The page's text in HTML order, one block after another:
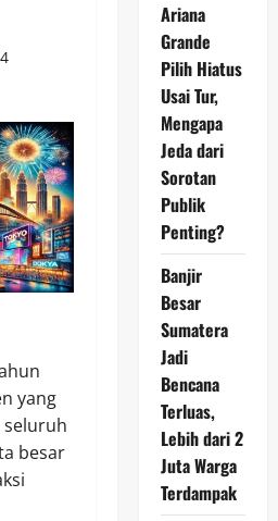
yang
besar
Ariana
Grande
Pilih Hiatus
Usai Tur,
Mengapa
Jeda dari
Sorotan
Publik
Penting?
Banjir
Besar
Sumatera
Jadi
Bencana
Terluas,
Lebih dari 2
Juta Warga
Terdampak